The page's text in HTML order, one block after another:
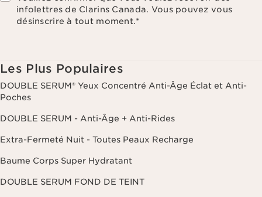
infolettres de Clarins Canada. Vous pouvez vous
désinscrire à tout moment.*
Les Plus Populaires
DOUBLE SERUM® Yeux Concentré Anti-Âge Éclat et Anti-
Poches
DOUBLE SERUM - Anti-Âge + Anti-Rides
Extra-Fermeté Nuit - Toutes Peaux Recharge
Baume Corps Super Hydratant
DOUBLE SERUM FOND DE TEINT